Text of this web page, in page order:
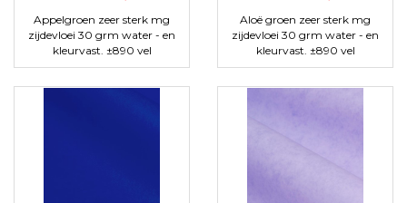
Appelgroen zeer sterk mg
zijdevloei 30 grm water - en
kleurvast. ±890 vel
Aloë groen zeer sterk mg
zijdevloei 30 grm water - en
kleurvast. ±890 vel